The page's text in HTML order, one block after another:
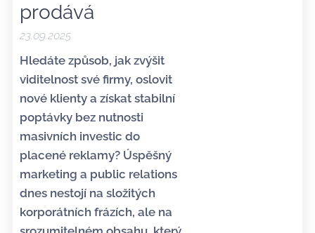
prodává
23.09.2025
Hledáte způsob, jak zvýšit
viditelnost své firmy, oslovit
nové klienty a získat stabilní
poptávky bez nutnosti
masivních investic do
placené reklamy? Úspěšný
marketing a public relations
dnes nestojí na složitých
korporátních frázích, ale na